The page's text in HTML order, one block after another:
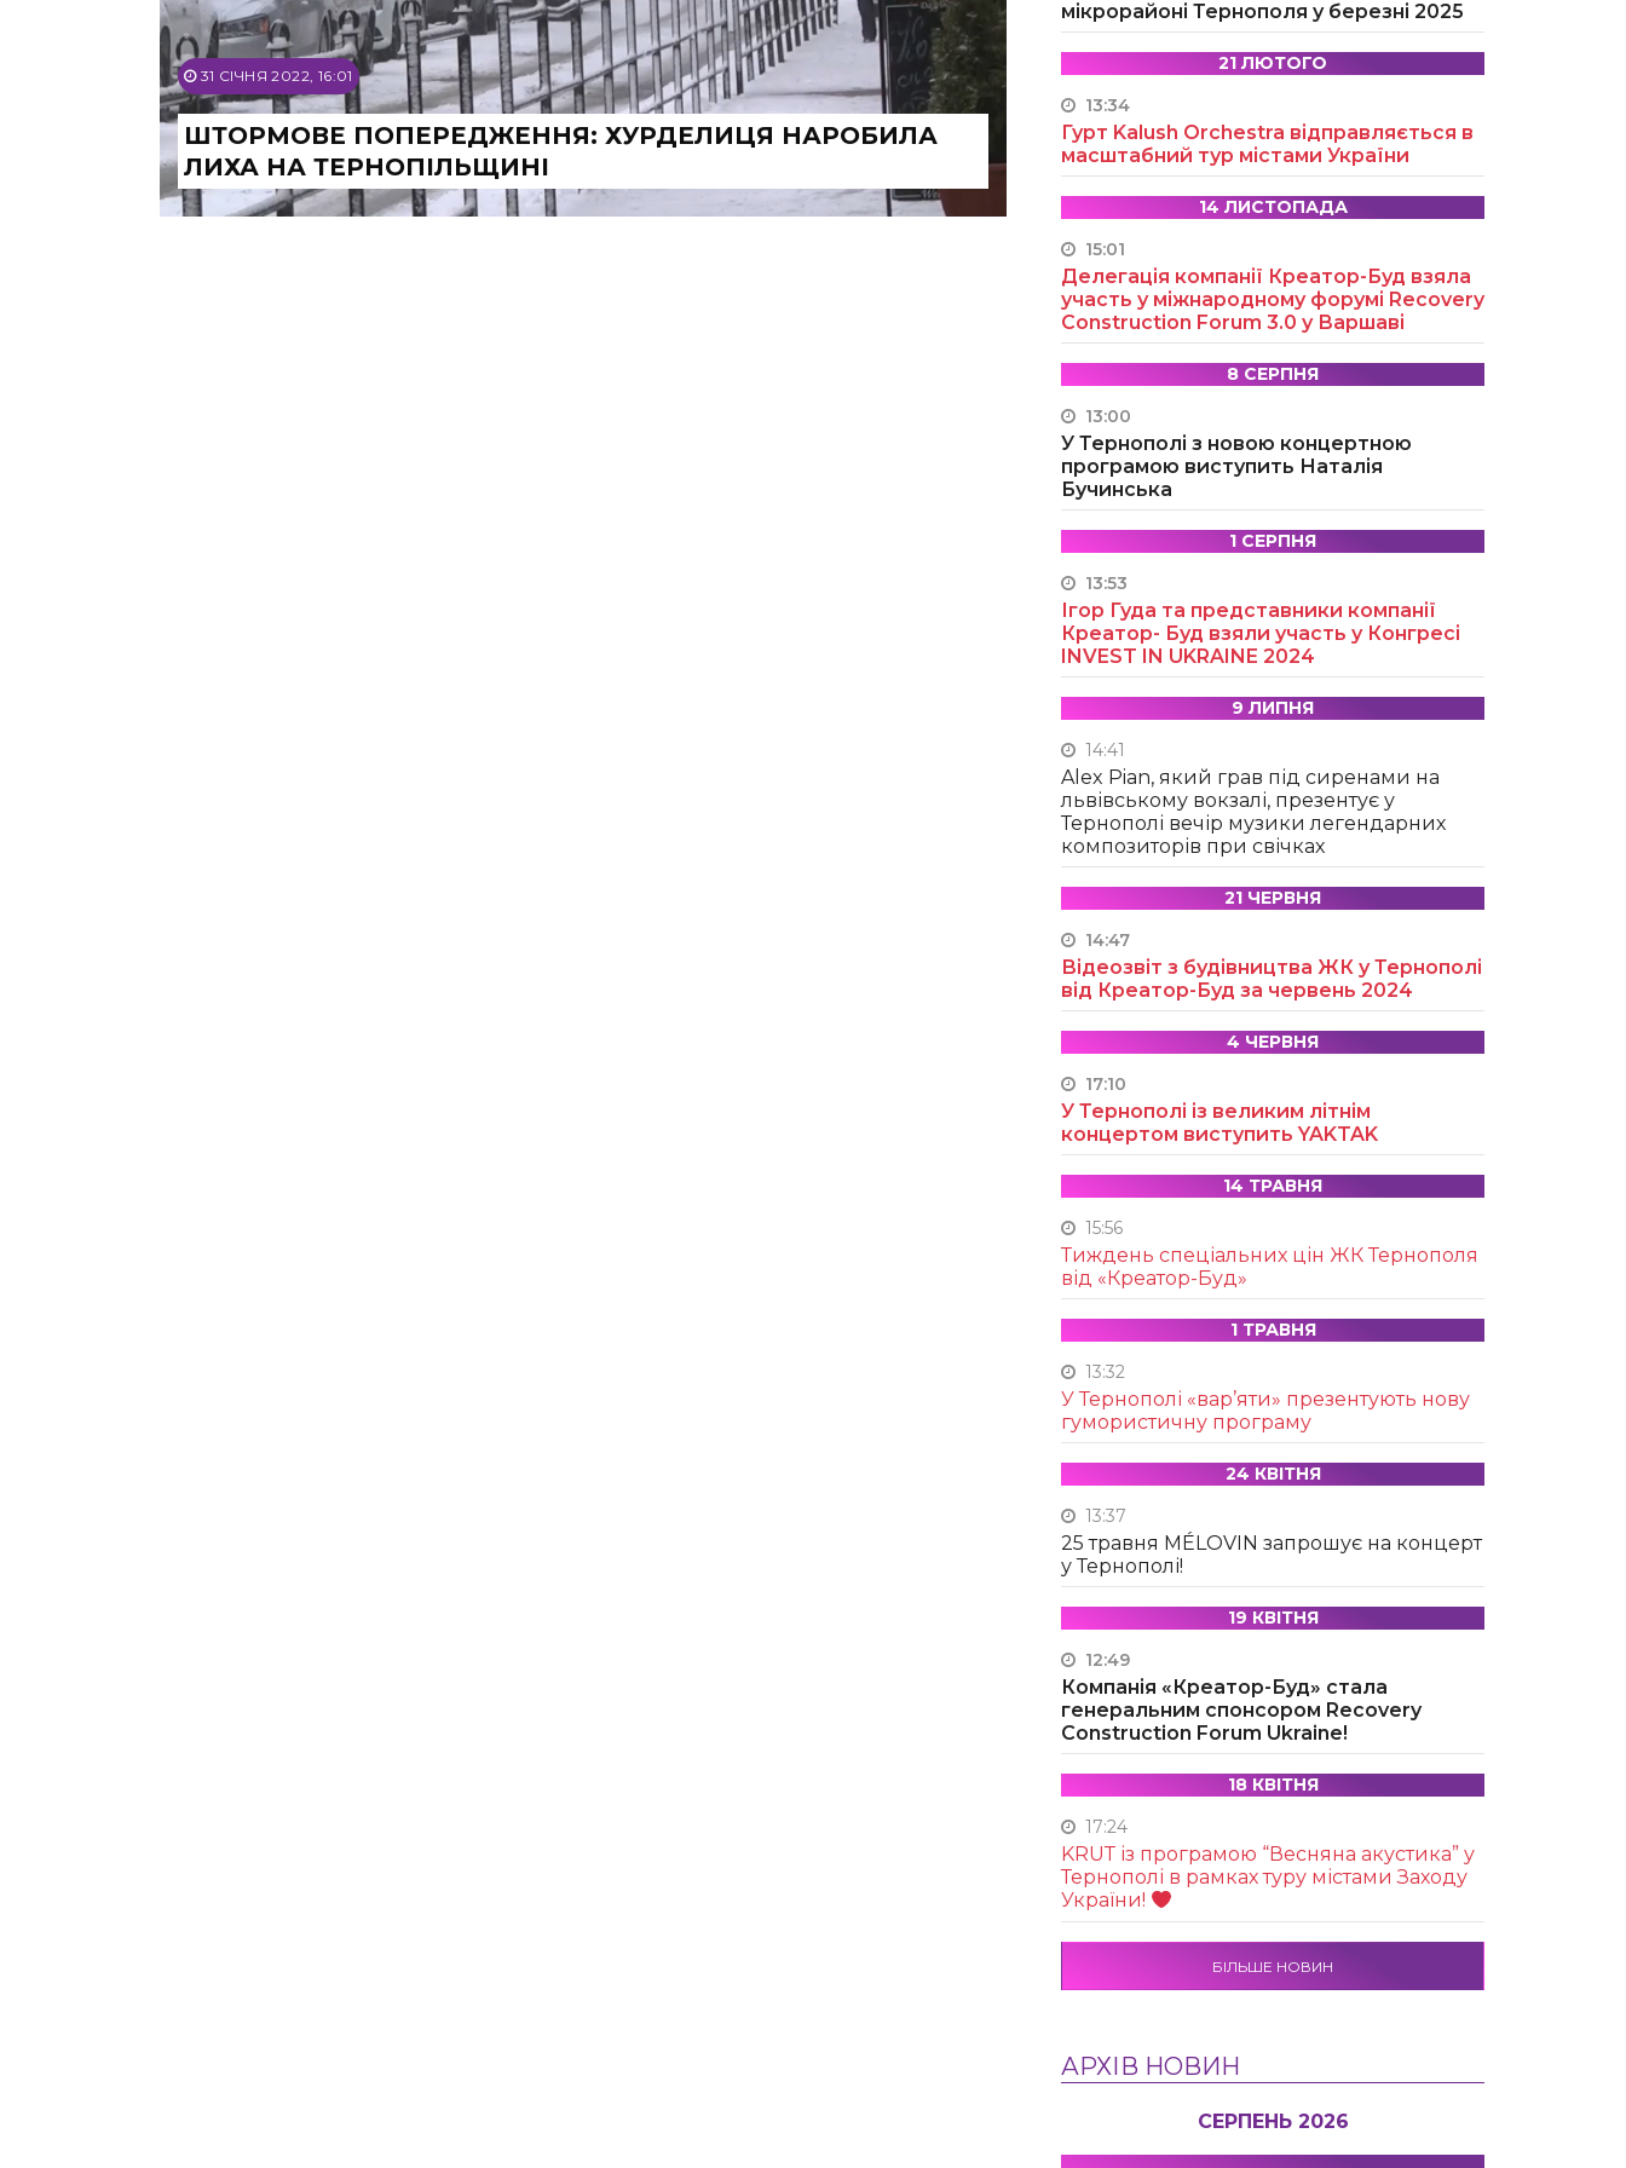
31 СІЧНЯ 2022, 16:01
ШТОРМОВЕ ПОПЕРЕДЖЕННЯ: ХУРДЕЛИЦЯ НАРОБИЛА
ЛИХА НА ТЕРНОПІЛЬЩИНІ
мікрорайоні Тернополя у березні 2025
21 ЛЮТОГО
13:34
Гурт Kalush Orchestra відправляється в
масштабний тур містами України
14 ЛИСТОПАДА
15:01
Делегація компанії Креатор-Буд взяла
участь у міжнародному форумі Recovery
Construction Forum 3.0 у Варшаві
8 СЕРПНЯ
13:00
У Тернополі з новою концертною
програмою виступить Наталія
Бучинська
1 СЕРПНЯ
13:53
Ігор Гуда та представники компанії
Креатор- Буд взяли участь у Конгресі
INVEST IN UKRAINE 2024
9 ЛИПНЯ
14:41
Alex Pian, який грав під сиренами на
львівському вокзалі, презентує у
Тернополі вечір музики легендарних
композиторів при свічках
21 ЧЕРВНЯ
14:47
Відеозвіт з будівництва ЖК у Тернополі
від Креатор-Буд за червень 2024
4 ЧЕРВНЯ
17:10
У Тернополі із великим літнім
концертом виступить YAKTAK
14 ТРАВНЯ
15:56
Тиждень спеціальних цін ЖК Тернополя
від «Креатор-Буд»
1 ТРАВНЯ
13:32
У Тернополі «вар’яти» презентують нову
гумористичну програму
24 КВІТНЯ
13:37
25 травня MÉLOVIN запрошує на концерт
у Тернополі!
19 КВІТНЯ
12:49
Компанія «Креатор-Буд» стала
генеральним спонсором Recovery
Construction Forum Ukraine!
18 КВІТНЯ
17:24
KRUТ із програмою “Весняна акустика” у
Тернополі в рамках туру містами Заходу
України!
БІЛЬШЕ НОВИН
АРХІВ НОВИН
СЕРПЕНЬ 2026